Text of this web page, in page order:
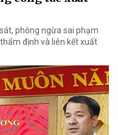
phòng ngừa sai phạm
định và liên kết xuất